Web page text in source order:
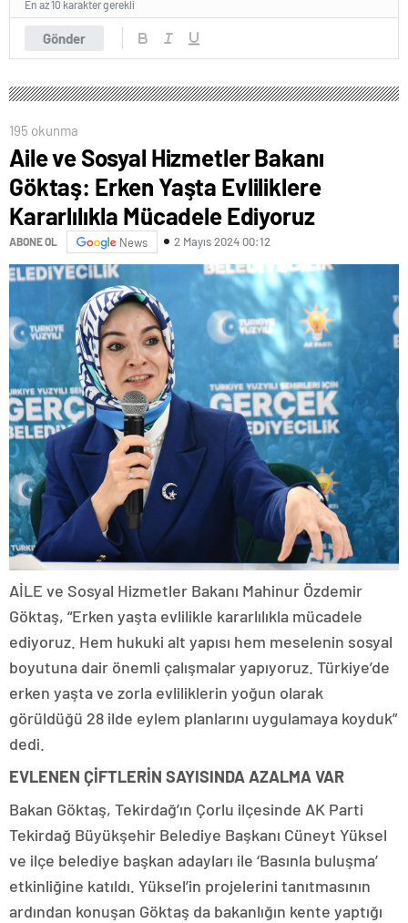
Gönder
En az 10 karakter gerekli
195 okunma
Aile ve Sosyal Hizmetler Bakanı
Göktaş: Erken Yaşta Evliliklere
Kararlılıkla Mücadele Ediyoruz
ABONE OL News 2 Mayıs 2024 00:12
AİLE ve Sosyal Hizmetler Bakanı Mahinur Özdemir
Göktaş, “Erken yaşta evlilikle kararlılıkla mücadele
ediyoruz. Hem hukuki alt yapısı hem meselenin sosyal
boyutuna dair önemli çalışmalar yapıyoruz. Türkiye’de
erken yaşta ve zorla evliliklerin yoğun olarak
görüldüğü 28 ilde eylem planlarını uygulamaya koyduk”
dedi.
EVLENEN ÇİFTLERİN SAYISINDA AZALMA VAR
Bakan Göktaş, Tekirdağ’ın Çorlu ilçesinde AK Parti
Tekirdağ Büyükşehir Belediye Başkanı Cüneyt Yüksel
ve ilçe belediye başkan adayları ile ‘Basınla buluşma’
etkinliğine katıldı. Yüksel’in projelerini tanıtmasının
ardından konuşan Göktaş da bakanlığın kente yaptığı